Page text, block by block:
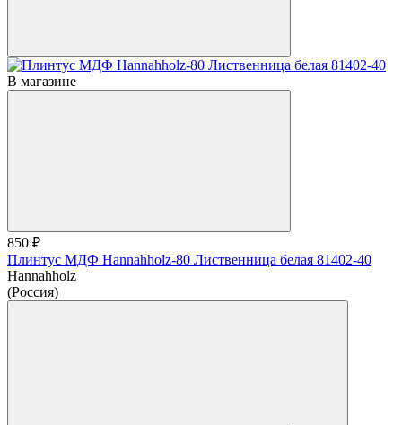
В магазине
850 ₽
Плинтус МДФ Hannahholz-80 Лиственница белая 81402-40
Hannahholz
(Россия)